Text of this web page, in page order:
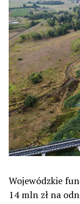
Wojewódzkie
14 mln zł na